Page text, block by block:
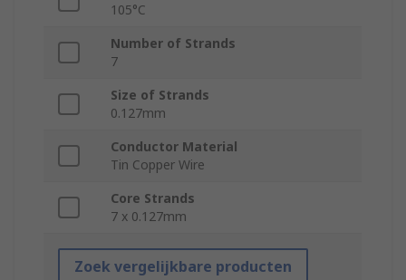
105°C
Number of Strands
7
Size of Strands
0.127mm
Conductor Material
Tin Copper Wire
Core Strands
7 x 0.127mm
Zoek vergelijkbare producten